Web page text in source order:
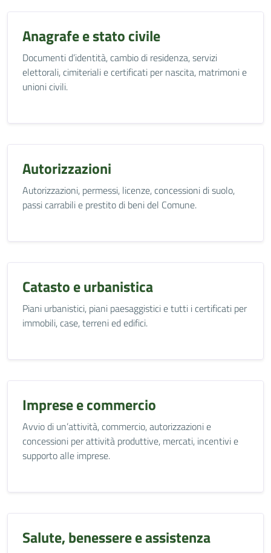
Anagrafe e stato civile
Documenti d’identità, cambio di residenza, servizi
elettorali, cimiteriali e certificati per nascita, matrimoni e
unioni civili.
Autorizzazioni
Autorizzazioni, permessi, licenze, concessioni di suolo,
passi carrabili e prestito di beni del Comune.
Catasto e urbanistica
Piani urbanistici, piani paesaggistici e tutti i certificati per
immobili, case, terreni ed edifici.
Imprese e commercio
Avvio di un’attività, commercio, autorizzazioni e
concessioni per attività produttive, mercati, incentivi e
supporto alle imprese.
Salute, benessere e assistenza